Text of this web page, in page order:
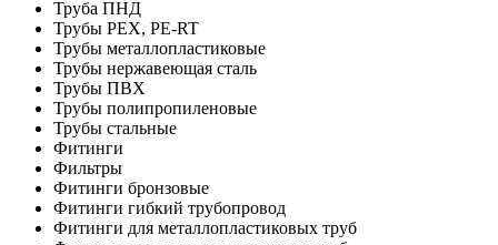
Труба ПНД
Трубы PEX, PE-RT
Трубы металлопластиковые
Трубы нержавеющая сталь
Трубы ПВХ
Трубы полипропиленовые
Трубы стальные
Фитинги
Фильтры
Фитинги бронзовые
Фитинги гибкий трубопровод
Фитинги для металлопластиковых труб